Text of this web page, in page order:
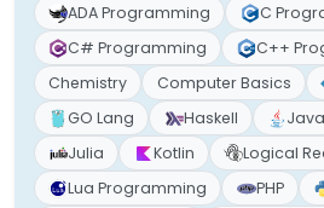
ADA Programming
C
C# Programming
C++
Chemistry
Computer Basics
GO Lang
Haskell Java
Julia
Kotlin
Logical
Lua Programming
PHP